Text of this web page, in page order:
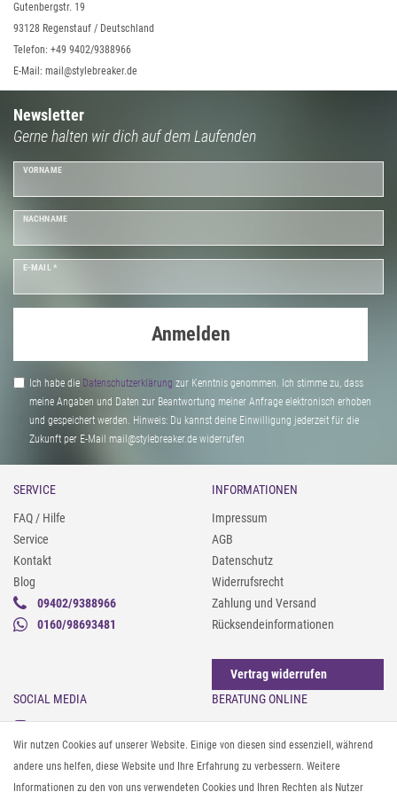
Gutenbergstr. 19
93128 Regenstauf / Deutschland
Telefon: +49 9402/9388966
E-Mail: mail@stylebreaker.de
Newsletter
Gerne halten wir dich auf dem Laufenden
VORNAME
NACHNAME
E-MAIL *
Anmelden
Ich habe die Daten­schutz­erklärung zur Kenntnis genommen. Ich stimme zu, dass
meine Angaben und Daten zur Beantwortung meiner Anfrage elektronisch erhoben
und gespeichert werden. Hinweis: Du kannst deine Einwilligung jederzeit für die
Zukunft per E-Mail mail@stylebreaker.de widerrufen
SERVICE
FAQ / Hilfe
Service
Kontakt
Blog
09402/9388966
0160/98693481
INFORMATIONEN
Impressum
AGB
Datenschutz
Widerrufsrecht
Zahlung und Versand
Rücksendeinformationen
Vertrag widerrufen
SOCIAL MEDIA
Instagram
Facebook
Pinterest
BERATUNG ONLINE
Gürtel messen & kürzen
Sonnenbrillen & UV-Schutz
Textilpflege
Wir nutzen Cookies auf unserer Website. Einige von diesen sind essenziell, während
andere uns helfen, diese Website und Ihre Erfahrung zu verbessern. Weitere
Informationen zu den von uns verwendeten Cookies und Ihren Rechten als Nutzer